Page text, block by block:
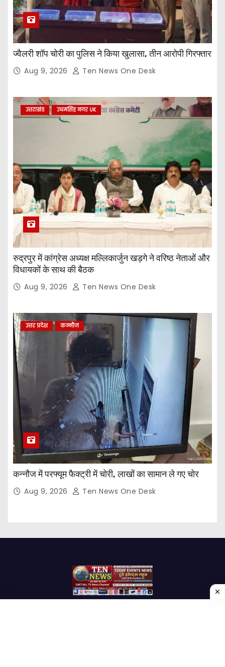
ज्वैलरी शॉप चोरी का पुलिस ने किया खुलासा, तीन आरोपी गिरफ्तार
Aug 9, 2026 Ten News One Desk
उत्तराखंड उधमसिंह नगर UK
रुद्रपुर में कांग्रेस अध्यक्ष मल्लिकार्जुन खड़गे ने वरिष्ठ नेताओं और
विधायकों के साथ की बैठक
Aug 9, 2026 Ten News One Desk
उत्तर प्रदेश कन्नौज
कन्नौज में परफ्यूम फैक्ट्री में चोरी, लाखों का सामान ले गए चोर
Aug 9, 2026 Ten News One Desk